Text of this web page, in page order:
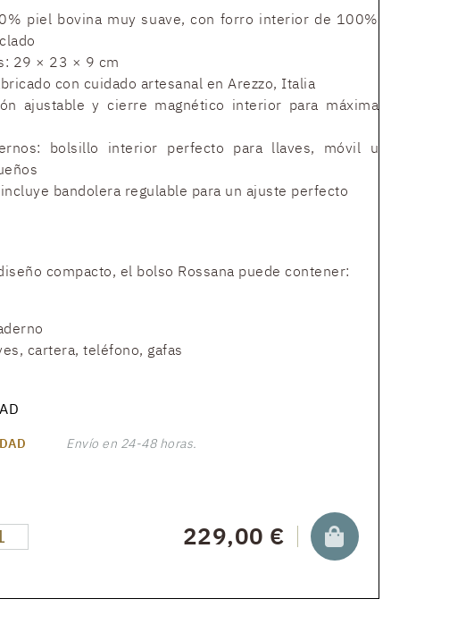
piel bovina muy suave, con forro interior de 100%
29 × 23 × 9 cm
con cuidado artesanal en Arezzo, Italia
ajustable y cierre magnético interior para máxima
bolsillo interior perfecto para llaves, móvil u
bandolera regulable para un ajuste perfecto
compacto, el bolso Rossana puede contener:
cartera, teléfono, gafas
Envío en 24-48 horas.
229,00 €